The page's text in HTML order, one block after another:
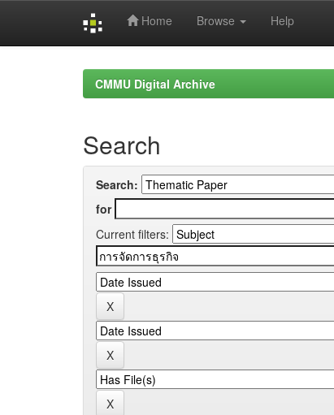
Home Browse Help
CMMU Digital Archive
Search
Search:
for
Current filters: